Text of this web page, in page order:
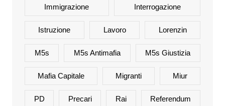
Immigrazione Interrogazione
Istruzione Lavoro Lorenzin
M5s M5s Antimafia M5s Giustizia
Mafia Capitale Migranti Miur
PD Precari Rai Referendum